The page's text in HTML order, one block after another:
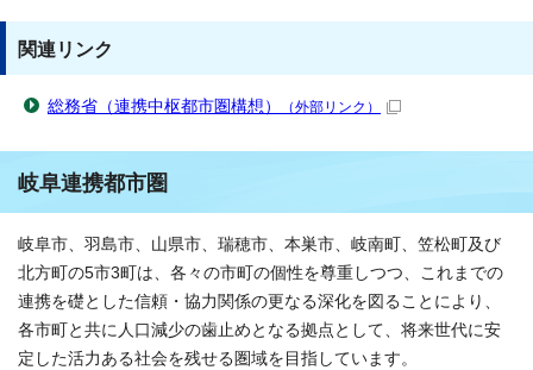
関連リンク
総務省（連携中枢都市圏構想） （外部リンク）
岐阜連携都市圏
岐阜市、羽島市、山県市、瑞穂市、本巣市、岐南町、笠松町及び
北方町の5市3町は、各々の市町の個性を尊重しつつ、これまでの
連携を礎とした信頼・協力関係の更なる深化を図ることにより、
各市町と共に人口減少の歯止めとなる拠点として、将来世代に安
定した活力ある社会を残せる圏域を目指しています。